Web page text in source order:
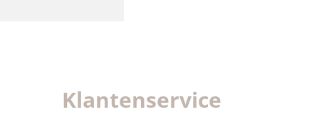
Klantenservice